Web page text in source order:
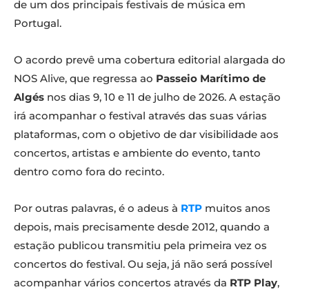
de um dos principais festivais de música em
Portugal.
O acordo prevê uma cobertura editorial alargada do
NOS Alive, que regressa ao Passeio Marítimo de
Algés nos dias 9, 10 e 11 de julho de 2026. A estação
irá acompanhar o festival através das suas várias
plataformas, com o objetivo de dar visibilidade aos
concertos, artistas e ambiente do evento, tanto
dentro como fora do recinto.
Por outras palavras, é o adeus à RTP muitos anos
depois, mais precisamente desde 2012, quando a
estação publicou transmitiu pela primeira vez os
concertos do festival. Ou seja, já não será possível
acompanhar vários concertos através da RTP Play,